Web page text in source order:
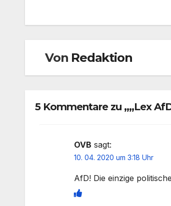
Von Redaktion
5 Kommentare zu „„Lex
OVB sagt:
10. 04. 2020 um 3:18 Uhr
AfD! Die einzige